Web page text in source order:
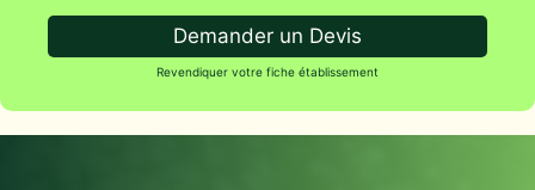
Demander un Devis
Revendiquer votre fiche établissement